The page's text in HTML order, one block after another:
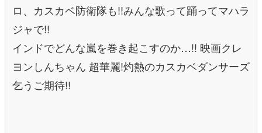
ロ、カスカベ防衛隊も!!みんな歌って踊ってマハラ
ジャで!!
インドでどんな嵐を巻き起こすのか…!! 映画クレ
ヨンしんちゃん 超華麗!灼熱のカスカベダンサーズ
乞うご期待!!